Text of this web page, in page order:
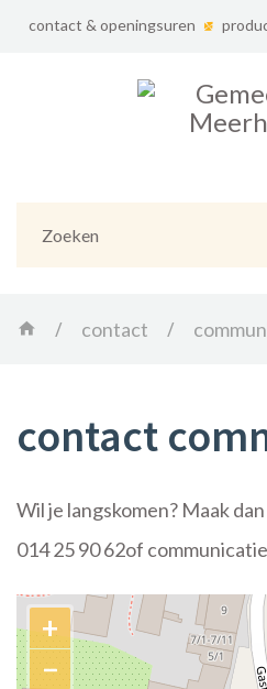
contact & openingsuren
Gemeente
Meerhout
Homecontact
contact
Wil je langskomen? Maak
014 25 90 62of
Contact
+
−